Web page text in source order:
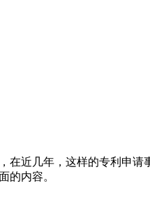
几年，这样的专利申请
的内容。